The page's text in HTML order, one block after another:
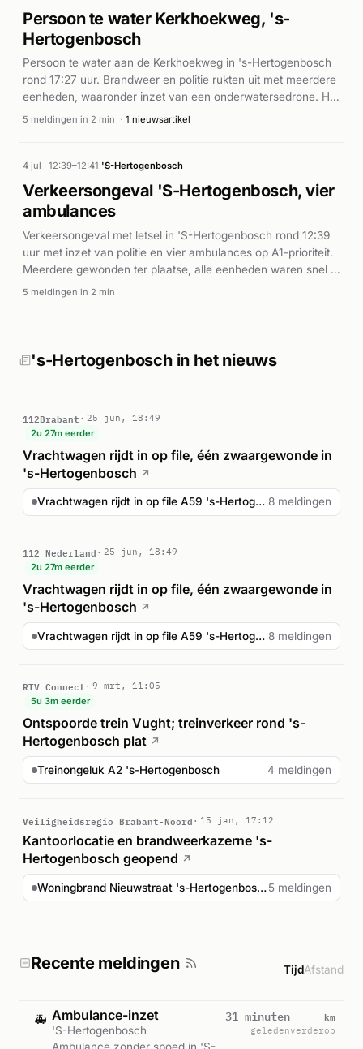
Persoon te water Kerkhoekweg, 's-
Hertogenbosch
Persoon te water aan de Kerkhoekweg in 's-Hertogenbosch
rond 17:27 uur. Brandweer en politie rukten uit met meerdere
eenheden, waaronder inzet van een onderwatersedrone. Het
alarm werd rond 17:30 uur ingetrokken.
5 meldingen in 2 min · 1 nieuwsartikel
4 jul · 12:39–12:41·'S-Hertogenbosch
Verkeersongeval 'S-Hertogenbosch, vier
ambulances
Verkeersongeval met letsel in 'S-Hertogenbosch rond 12:39
uur met inzet van politie en vier ambulances op A1-prioriteit.
Meerdere gewonden ter plaatse, alle eenheden waren snel in
actie.
5 meldingen in 2 min
's-Hertogenbosch in het nieuws
112Brabant
25 jun, 18:49
2u 27m eerder
Vrachtwagen rijdt in op file, één zwaargewonde in
's-Hertogenbosch ↗
Vrachtwagen rijdt in op file A59 's-Hertogenbosch 8 meldingen
112 Nederland
25 jun, 18:49
2u 27m eerder
Vrachtwagen rijdt in op file, één zwaargewonde in
's-Hertogenbosch ↗
Vrachtwagen rijdt in op file A59 's-Hertogenbosch 8 meldingen
RTV Connect
9 mrt, 11:05
5u 3m eerder
Ontspoorde trein Vught; treinverkeer rond 's-
Hertogenbosch plat ↗
Treinongeluk A2 's-Hertogenbosch 4 meldingen
Veiligheidsregio Brabant-Noord 15 jan, 17:12
Kantoorlocatie en brandweerkazerne 's-
Hertogenbosch geopend ↗
Woningbrand Nieuwstraat 's-Hertogenbosch 5 meldingen
Recente meldingen TijdAfstand
🚑 Ambulance-inzet
'S-Hertogenbosch
31 minuten
geleden
km
verderop